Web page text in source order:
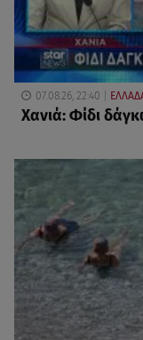
07.08.26, 22:40
Χανιά: Φίδι